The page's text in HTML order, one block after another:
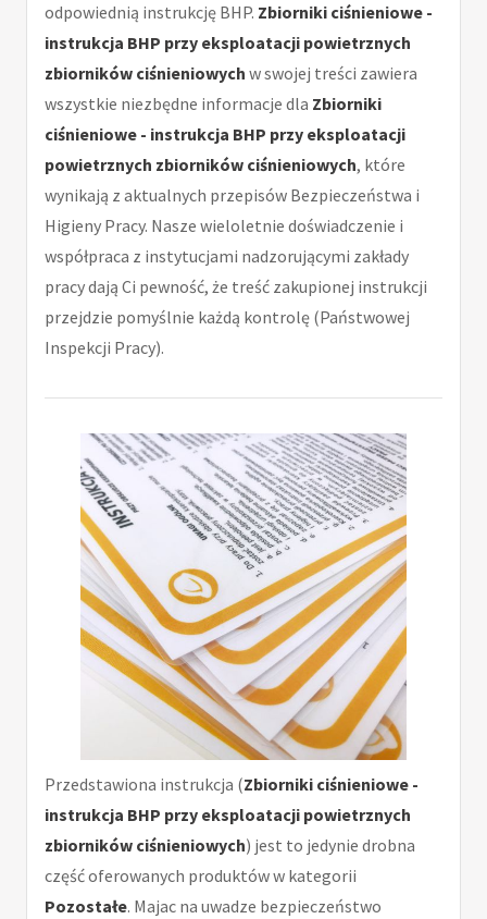
odpowiednią instrukcję BHP. Zbiorniki ciśnieniowe -
instrukcja BHP przy eksploatacji powietrznych
zbiorników ciśnieniowych w swojej treści zawiera
wszystkie niezbędne informacje dla Zbiorniki
ciśnieniowe - instrukcja BHP przy eksploatacji
powietrznych zbiorników ciśnieniowych, które
wynikają z aktualnych przepisów Bezpieczeństwa i
Higieny Pracy. Nasze wieloletnie doświadczenie i
współpraca z instytucjami nadzorującymi zakłady
pracy dają Ci pewność, że treść zakupionej instrukcji
przejdzie pomyślnie każdą kontrolę (Państwowej
Inspekcji Pracy).
Przedstawiona instrukcja (Zbiorniki ciśnieniowe -
instrukcja BHP przy eksploatacji powietrznych
zbiorników ciśnieniowych) jest to jedynie drobna
część oferowanych produktów w kategorii
Pozostałe. Majac na uwadze bezpieczeństwo